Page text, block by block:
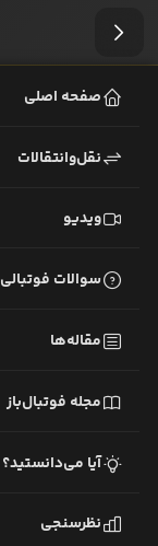
صفحه اصلی
نقل‌وانتقالات
ویدیو
سوالات فوتبالی
مقاله‌ها
مجله فوتبال‌باز
آیا می‌دانستید؟
نظرسنجی